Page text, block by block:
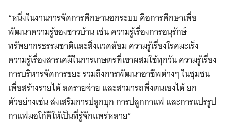
“หนึ่งในงานการจัดการศึกษานอกระบบ คือการศึกษาเพื่อ
พัฒนาความรู้ของชาวบ้าน เช่น ความรู้เรื่องการอนุรักษ์
ทรัพยากรธรรมชาติและสิ่งแวดล้อม ความรู้เรื่องโรคมะเร็ง
ความรู้เรื่องสารเคมีในการเกษตรที่เขาผสมใช้ทุกวัน ความรู้เรื่อง
การบริหารจัดการขยะ รวมถึงการพัฒนาอาชีพต่างๆ ในชุมชน
เพื่อสร้างรายได้ ลดรายจ่าย และสามารถพึ่งตนเองได้ ยก
ตัวอย่างเช่น ส่งเสริมการปลูกบุก การปลูกกาแฟ และการแปรรูป
กาแฟมอโก้คีให้เป็นที่รู้จักแพร่หลาย”